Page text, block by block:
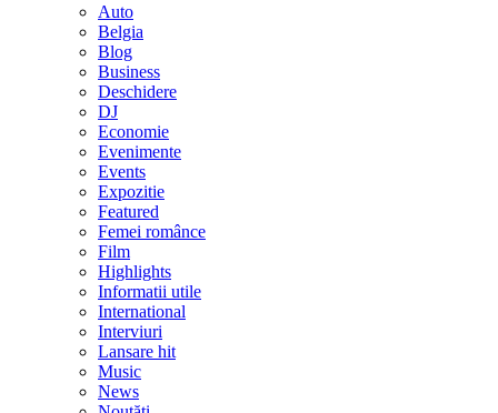
Auto
Belgia
Blog
Business
Deschidere
DJ
Economie
Evenimente
Events
Expozitie
Featured
Femei românce
Film
Highlights
Informatii utile
International
Interviuri
Lansare hit
Music
News